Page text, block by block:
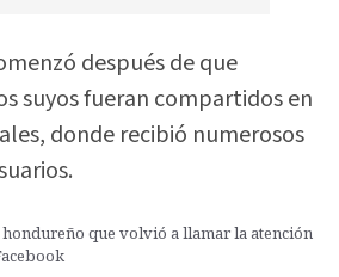
después de que
suyos fueran compartidos en
donde recibió numerosos
que volvió a llamar la atención